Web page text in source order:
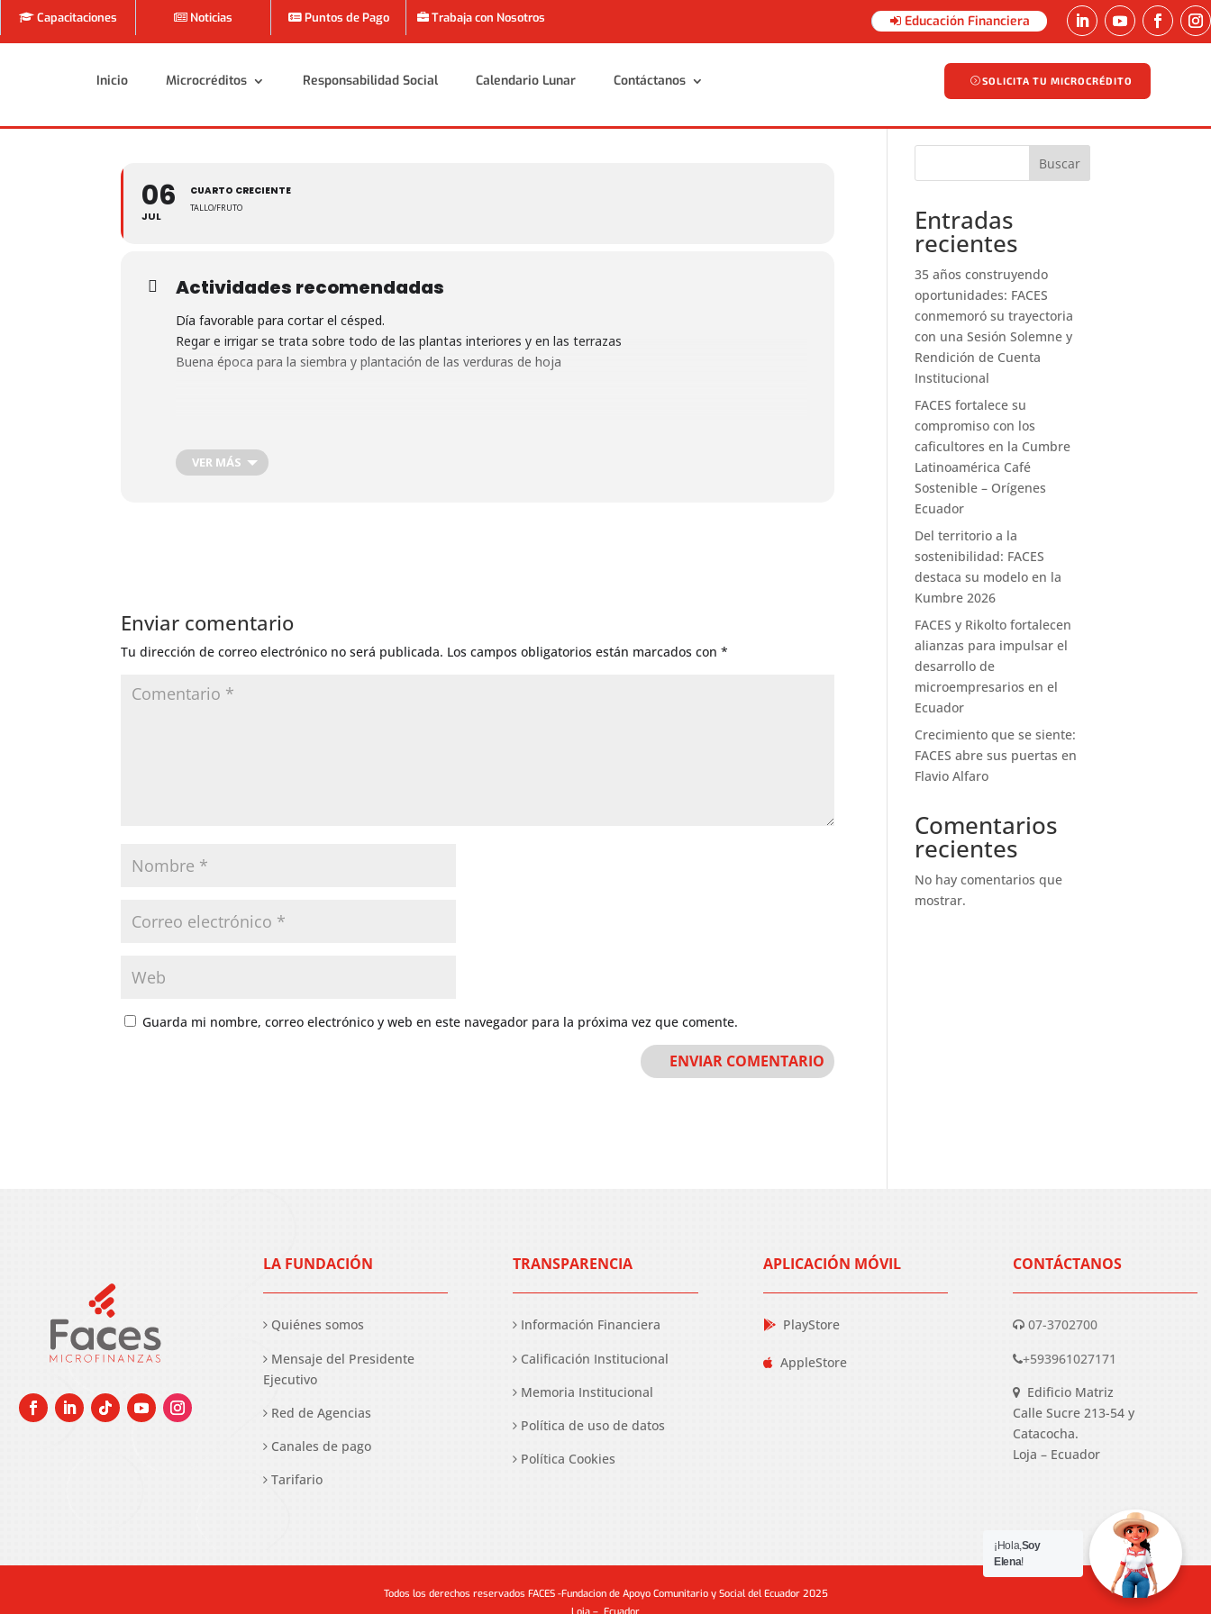
Capacitaciones Noticias Puntos de Pago Trabaja con Nosotros Educación Financiera
Inicio Microcréditos Responsabilidad Social Calendario Lunar Contáctanos SOLICITA TU MICROCRÉDITO
Inicio Microcréditos Responsabilidad Social Calendario Lunar Contáctanos SOLICITA TU MICROCRÉDITO
06
JUL
CUARTO CRECIENTE
TALLO/FRUTO
Actividades recomendadas
Día favorable para cortar el césped.
Regar e irrigar se trata sobre todo de las plantas interiores y en las terrazas
Buena época para la siembra y plantación de las verduras de hoja
VER MÁS
Enviar comentario
Tu dirección de correo electrónico no será publicada. Los campos obligatorios están marcados con*
Guarda mi nombre, correo electrónico y web en este navegador para la próxima vez que comente.
Buscar
Entradas
recientes
35 años construyendo
oportunidades: FACES
conmemoró su trayectoria
con una Sesión Solemne y
Rendición de Cuenta
Institucional
FACES fortalece su
compromiso con los
caficultores en la Cumbre
Latinoamérica Café
Sostenible – Orígenes
Ecuador
Del territorio a la
sostenibilidad: FACES
destaca su modelo en la
Kumbre 2026
FACES y Rikolto fortalecen
alianzas para impulsar el
desarrollo de
microempresarios en el
Ecuador
Crecimiento que se siente:
FACES abre sus puertas en
Flavio Alfaro
Comentarios
recientes
No hay comentarios que
mostrar.
LA FUNDACIÓN
Quiénes somos
Mensaje del Presidente
Ejecutivo
Red de Agencias
Canales de pago
Tarifario
TRANSPARENCIA
Información Financiera
Calificación Institucional
Memoria Institucional
Política de uso de datos
Política Cookies
APLICACIÓN MÓVIL
PlayStore
AppleStore
CONTÁCTANOS
07-3702700
+593961027171
Edificio Matriz
Calle Sucre 213-54 y
Catacocha.
Loja – Ecuador
Todos los derechos reservados FACES -Fundacion de Apoyo Comunitario y Social del Ecuador 2025
¡Hola,Soy
Elena!